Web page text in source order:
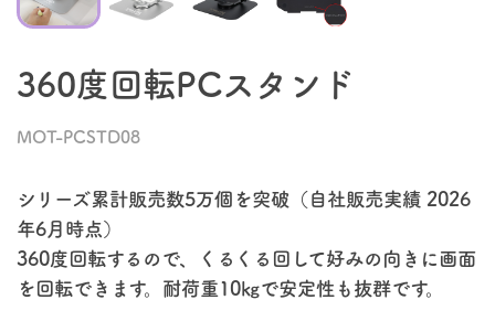
360度回転PCスタンド
MOT-PCSTD08
シリーズ累計販売数5万個を突破（自社販売実績 2026
年6月時点）
360度回転するので、くるくる回して好みの向きに画面
を回転できます。耐荷重10㎏で安定性も抜群です。